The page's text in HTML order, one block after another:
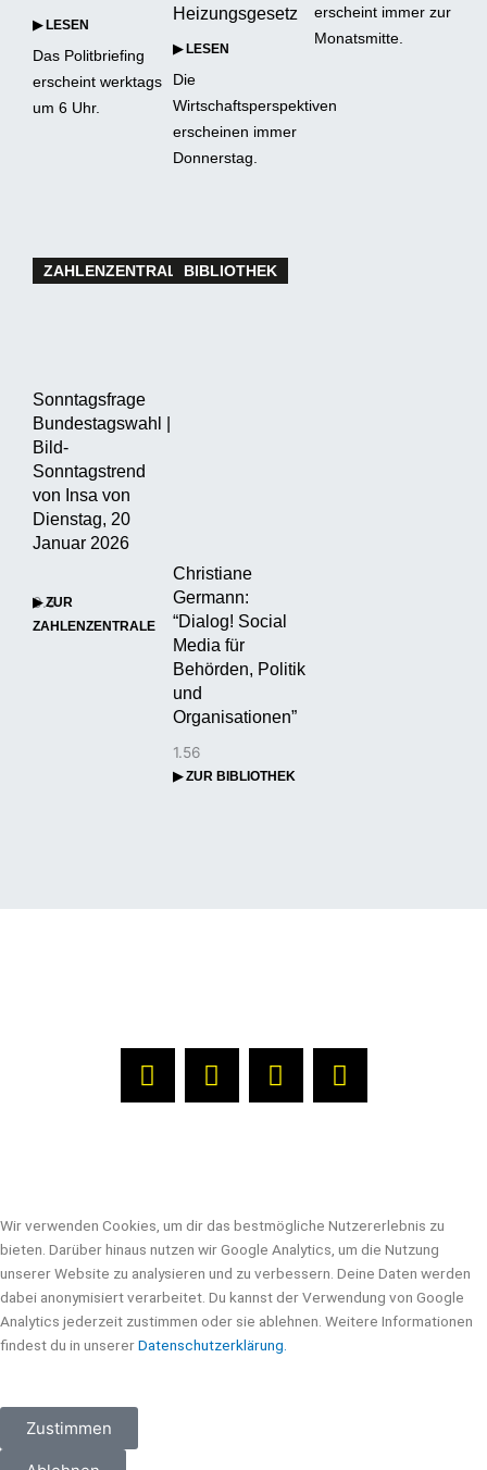
▶ LESEN
Das Politbriefing
erscheint werktags
um 6 Uhr.
Heizungsgesetz
▶ LESEN
Die
Wirtschaftsperspektiven
erscheinen immer
Donnerstag.
erscheint immer zur
Monatsmitte.
ZAHLENZENTRALE
Sonntagsfrage
Bundestagswahl |
Bild-
Sonntagstrend
von Insa von
Dienstag, 20
Januar 2026
▶ ZUR
ZAHLENZENTRALE
BIBLIOTHEK
Christiane
Germann:
“Dialog! Social
Media für
Behörden, Politik
und
Organisationen”
▶ ZUR BIBLIOTHEK
L
i
i
n
F
a
o
k
X
-
t
e
r
Y
o
e
Wir verwenden Cookies, um dir das bestmögliche Nutzererlebnis zu
bieten. Darüber hinaus nutzen wir Google Analytics, um die Nutzung
unserer Website zu analysieren und zu verbessern. Deine Daten werden
dabei anonymisiert verarbeitet. Du kannst der Verwendung von Google
Analytics jederzeit zustimmen oder sie ablehnen. Weitere Informationen
findest du in unsererDatenschutzerklärung.
Zustimmen